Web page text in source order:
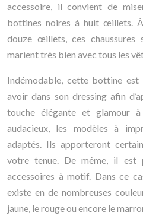
accessoire, il convient de
bottines noires à huit œillets.
douze œillets, ces
marient très bien avec tous les
Indémodable, cette bottine est
avoir dans son dressing afin
touche élégante et glamour
audacieux, les modèles à
adaptés. Ils apporteront
votre tenue. De même, il est
accessoires à motif. Dans ce
existe en de nombreuses
jaune, le rouge ou encore le